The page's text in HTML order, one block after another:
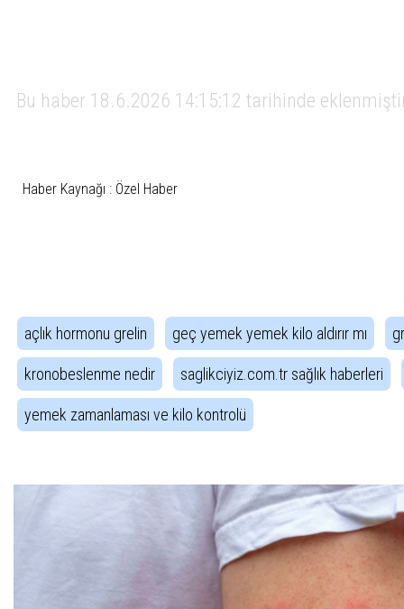
Bu haber 18.6.2026 14:15:12 tarihinde
Haber Kaynağı : Özel Haber
açlık hormonu grelin geç yemek yemek kilo aldırır mı
kronobeslenme nedir saglikciyiz.com.tr sağlık haberleri
yemek zamanlaması ve kilo kontrolü